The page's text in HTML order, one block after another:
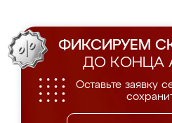
ФИКСИРУЕМ
ДО КОНЦА
Оставьте заявку